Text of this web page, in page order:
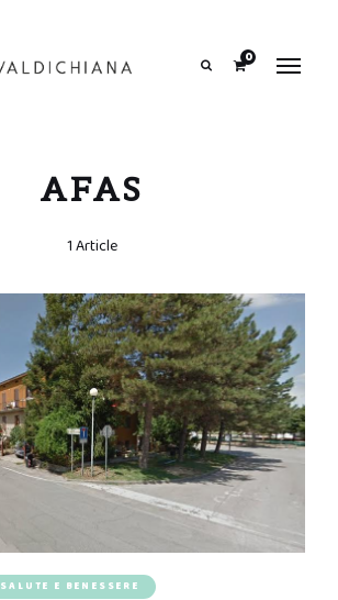
0
AFAS
1 Article
SALUTE E BENESSERE